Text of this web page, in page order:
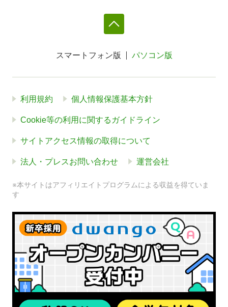
スマートフォン版 パソコン版
利用規約 個人情報保護基本方針
Cookie等の利用に関するガイドライン
サイトアクセス情報の取得について
法人・プレスお問い合わせ 運営会社
※本サイトはアフィリエイトプログラムによる収益を得ていま
す